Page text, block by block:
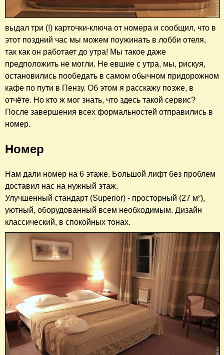
выдал три (!) карточки-ключа от номера и сообщил, что в
этот поздний час мы можем поужинать в лобби отеля,
так как он работает до утра! Мы такое даже
предположить не могли. Не евшие с утра, мы, рискуя,
остановились пообедать в самом обычном придорожном
кафе по пути в Пензу. Об этом я расскажу позже, в
отчёте. Но кто ж мог знать, что здесь такой сервис?
После завершения всех формальностей отправились в
номер.
Номер
Нам дали номер на 6 этаже. Большой лифт без проблем
доставил нас на нужный этаж.
Улучшенный стандарт (Superior) - просторный (27 м²),
уютный, оборудованный всем необходимым. Дизайн
классический, в спокойных тонах.